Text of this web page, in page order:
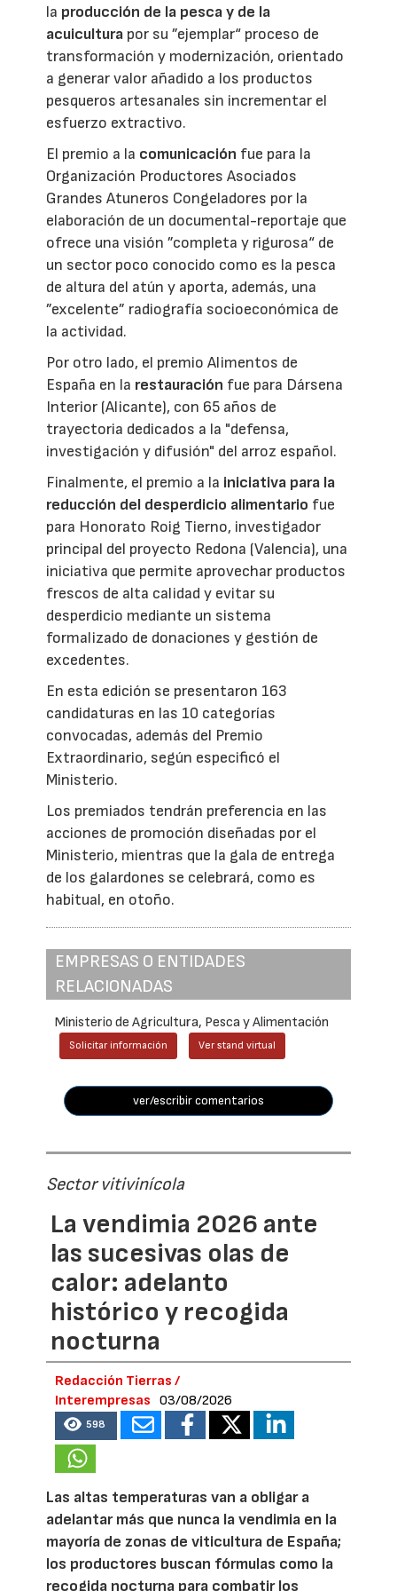
la producción de la pesca y de la
acuicultura por su ”ejemplar“ proceso de
transformación y modernización, orientado
a generar valor añadido a los productos
pesqueros artesanales sin incrementar el
esfuerzo extractivo.
El premio a la comunicación fue para la
Organización Productores Asociados
Grandes Atuneros Congeladores por la
elaboración de un documental-reportaje que
ofrece una visión ”completa y rigurosa“ de
un sector poco conocido como es la pesca
de altura del atún y aporta, además, una
”excelente” radiografía socioeconómica de
la actividad.
Por otro lado, el premio Alimentos de
España en la restauración fue para Dársena
Interior (Alicante), con 65 años de
trayectoria dedicados a la "defensa,
investigación y difusión" del arroz español.
Finalmente, el premio a la iniciativa para la
reducción del desperdicio alimentario fue
para Honorato Roig Tierno, investigador
principal del proyecto Redona (Valencia), una
iniciativa que permite aprovechar productos
frescos de alta calidad y evitar su
desperdicio mediante un sistema
formalizado de donaciones y gestión de
excedentes.
En esta edición se presentaron 163
candidaturas en las 10 categorías
convocadas, además del Premio
Extraordinario, según especificó el
Ministerio.
Los premiados tendrán preferencia en las
acciones de promoción diseñadas por el
Ministerio, mientras que la gala de entrega
de los galardones se celebrará, como es
habitual, en otoño.
EMPRESAS O ENTIDADES
RELACIONADAS
Ministerio de Agricultura, Pesca y Alimentación
Solicitar información Ver stand virtual
ver/escribir comentarios
Sector vitivinícola
La vendimia 2026 ante
las sucesivas olas de
calor: adelanto
histórico y recogida
nocturna
Redacción Tierras /
Interempresas
03/08/2026
598
Las altas temperaturas van a obligar a
adelantar más que nunca la vendimia en la
mayoría de zonas de viticultura de España;
los productores buscan fórmulas como la
recogida nocturna para combatir los